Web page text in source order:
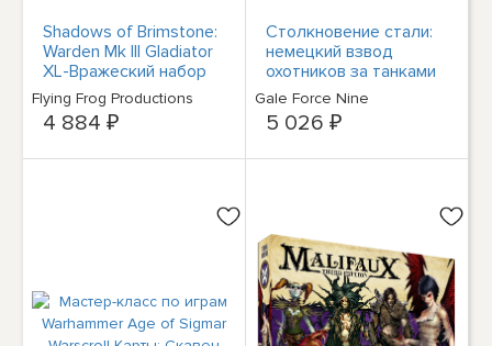
Shadows of Brimstone:
Warden Mk III Gladiator
XL-Вражеский набор
FFP07E44, Бесплатная
доставка
Flying Frog Productions
4 884 ₽
Столкновение стали:
немецкий взвод
охотников за танками
Skorpion G
Gale Force Nine
5 026 ₽